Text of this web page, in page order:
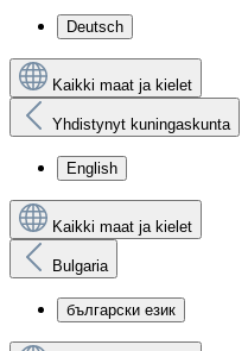
Deutsch
Kaikki maat ja kielet
Yhdistynyt kuningaskunta
English
Kaikki maat ja kielet
Bulgaria
български език